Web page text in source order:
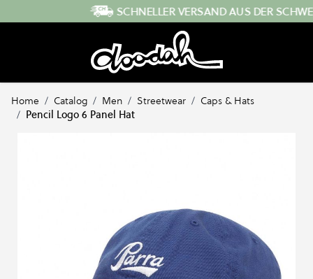
SCHNELLER VERSAND AUS DER SCHWEIZ
Home / Catalog / Men / Streetwear / Caps & Hats
/ Pencil Logo 6 Panel Hat